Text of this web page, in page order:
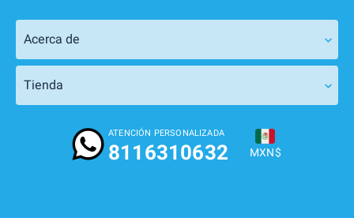
Acerca de
Tienda
ATENCIÓN PERSONALIZADA
8116310632 MXN$